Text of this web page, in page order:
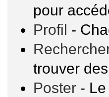
pour
Profil -
trouver
Poster -